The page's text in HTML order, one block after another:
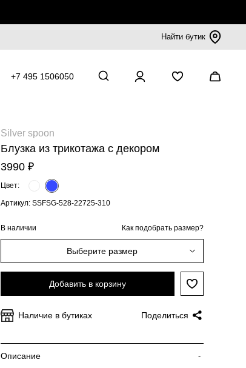
Найти бутик
+7 495 1506050
Silver spoon
Блузка из трикотажа с декором
3990 ₽
Цвет:
Артикул: SSFSG-528-22725-310
В наличии Как подобрать размер?
Выберите размер
Добавить в корзину
Наличие в бутиках Поделиться
Описание -